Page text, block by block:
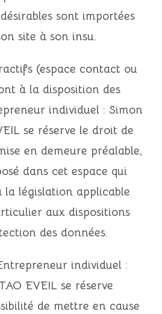
sont importées
site à son insu.
(espace contact ou
à la disposition des
individuel : Simon
se réserve le droit de
en demeure préalable,
dans cet espace qui
législation applicable
aux dispositions
des données.
individuel :
EVEIL se réserve
de mettre en cause